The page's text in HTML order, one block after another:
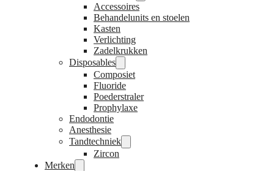
Accessoires
Behandelunits en stoelen
Kasten
Verlichting
Zadelkrukken
Disposables
Composiet
Fluoride
Poederstraler
Prophylaxe
Endodontie
Anesthesie
Tandtechniek
Zircon
Merken